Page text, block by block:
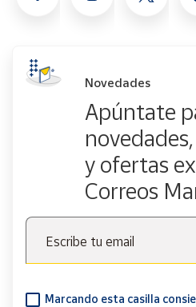
Novedades
Apúntate
y ofertas
Correos
Escribe tu email
Marcando esta casilla